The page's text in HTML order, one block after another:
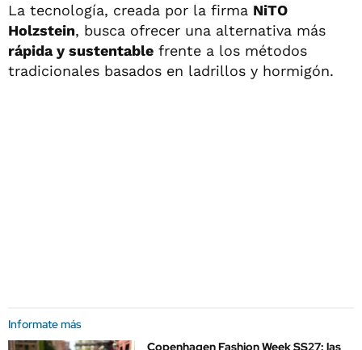
La tecnología, creada por la firma NiTO
Holzstein, busca ofrecer una alternativa más
rápida y sustentable frente a los métodos
tradicionales basados en ladrillos y hormigón.
Informate más
Copenhagen Fashion Week SS27: las